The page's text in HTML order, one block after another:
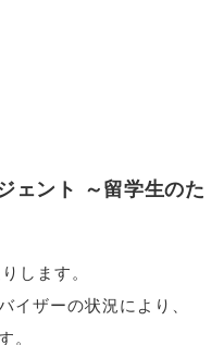
ェント ～留学生のた
します。
イザーの状況により 、
。